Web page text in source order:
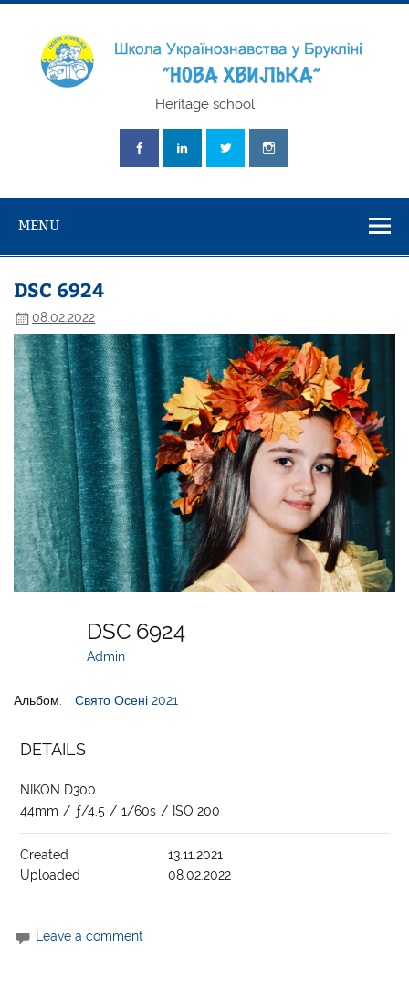
Skip
"Нова
Heritage school
MENU
DSC 6924
08.02.2022
DSC 6924
Admin
Альбом: Свято Осені 2021
DETAILS
NIKON D300
44mm / ƒ/4.5 / 1/60s / ISO 200
Created
13.11.2021
Uploaded
08.02.2022
Leave a comment